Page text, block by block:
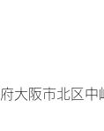
阪市北区中